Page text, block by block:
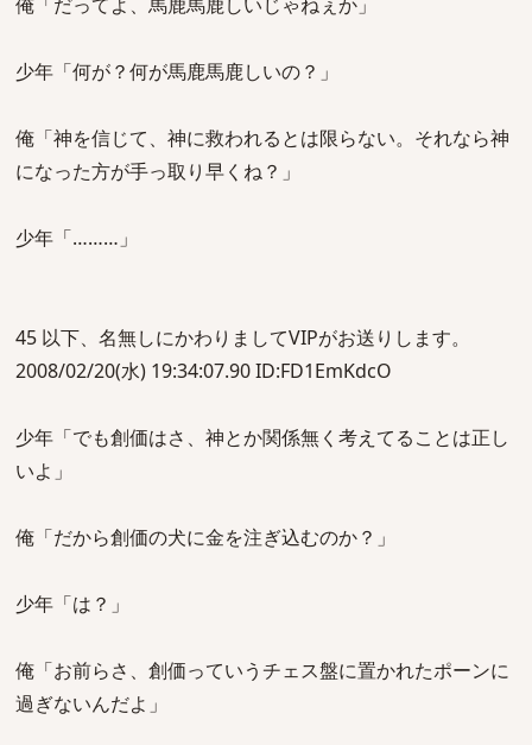
少年「何が？何が馬鹿馬鹿しいの？」
俺「神を信じて、神に救われるとは限らない。それなら神
になった方が手っ取り早くね？」
少年「………」
45 以下、名無しにかわりましてVIPがお送りします。
2008/02/20(水) 19:34:07.90 ID:FD1EmKdcO
少年「でも創価はさ、神とか関係無く考えてることは正し
いよ」
俺「だから創価の犬に金を注ぎ込むのか？」
少年「は？」
俺「お前らさ、創価っていうチェス盤に置かれたポーンに
過ぎないんだよ」